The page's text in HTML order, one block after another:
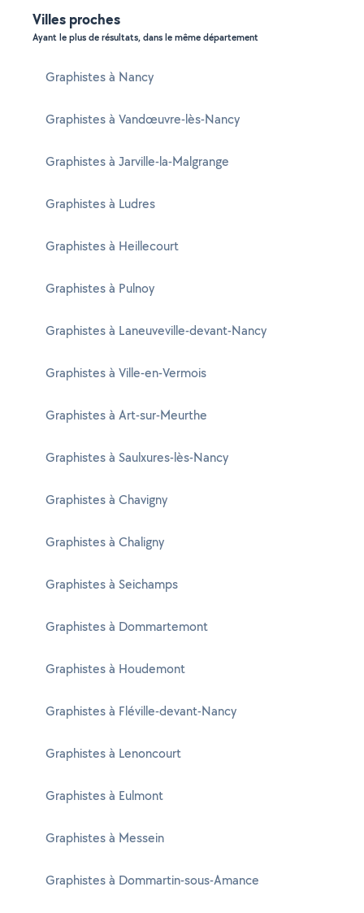
Villes proches
Ayant le plus de résultats, dans le même département
Graphistes à Nancy
Graphistes à Vandœuvre-lès-Nancy
Graphistes à Jarville-la-Malgrange
Graphistes à Ludres
Graphistes à Heillecourt
Graphistes à Pulnoy
Graphistes à Laneuveville-devant-Nancy
Graphistes à Ville-en-Vermois
Graphistes à Art-sur-Meurthe
Graphistes à Saulxures-lès-Nancy
Graphistes à Chavigny
Graphistes à Chaligny
Graphistes à Seichamps
Graphistes à Dommartemont
Graphistes à Houdemont
Graphistes à Fléville-devant-Nancy
Graphistes à Lenoncourt
Graphistes à Eulmont
Graphistes à Messein
Graphistes à Dommartin-sous-Amance